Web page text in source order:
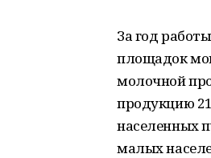
За год
площадок
молочной
продукцию
населенных
малых